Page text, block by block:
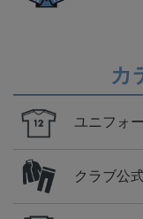
カ
ユニフォ
クラブ公